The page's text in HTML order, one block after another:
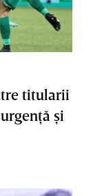
titularii
şi